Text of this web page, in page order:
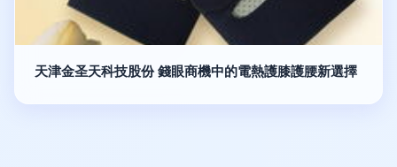
天津金圣天科技股份 錢眼商機中的電熱護膝護腰新選擇